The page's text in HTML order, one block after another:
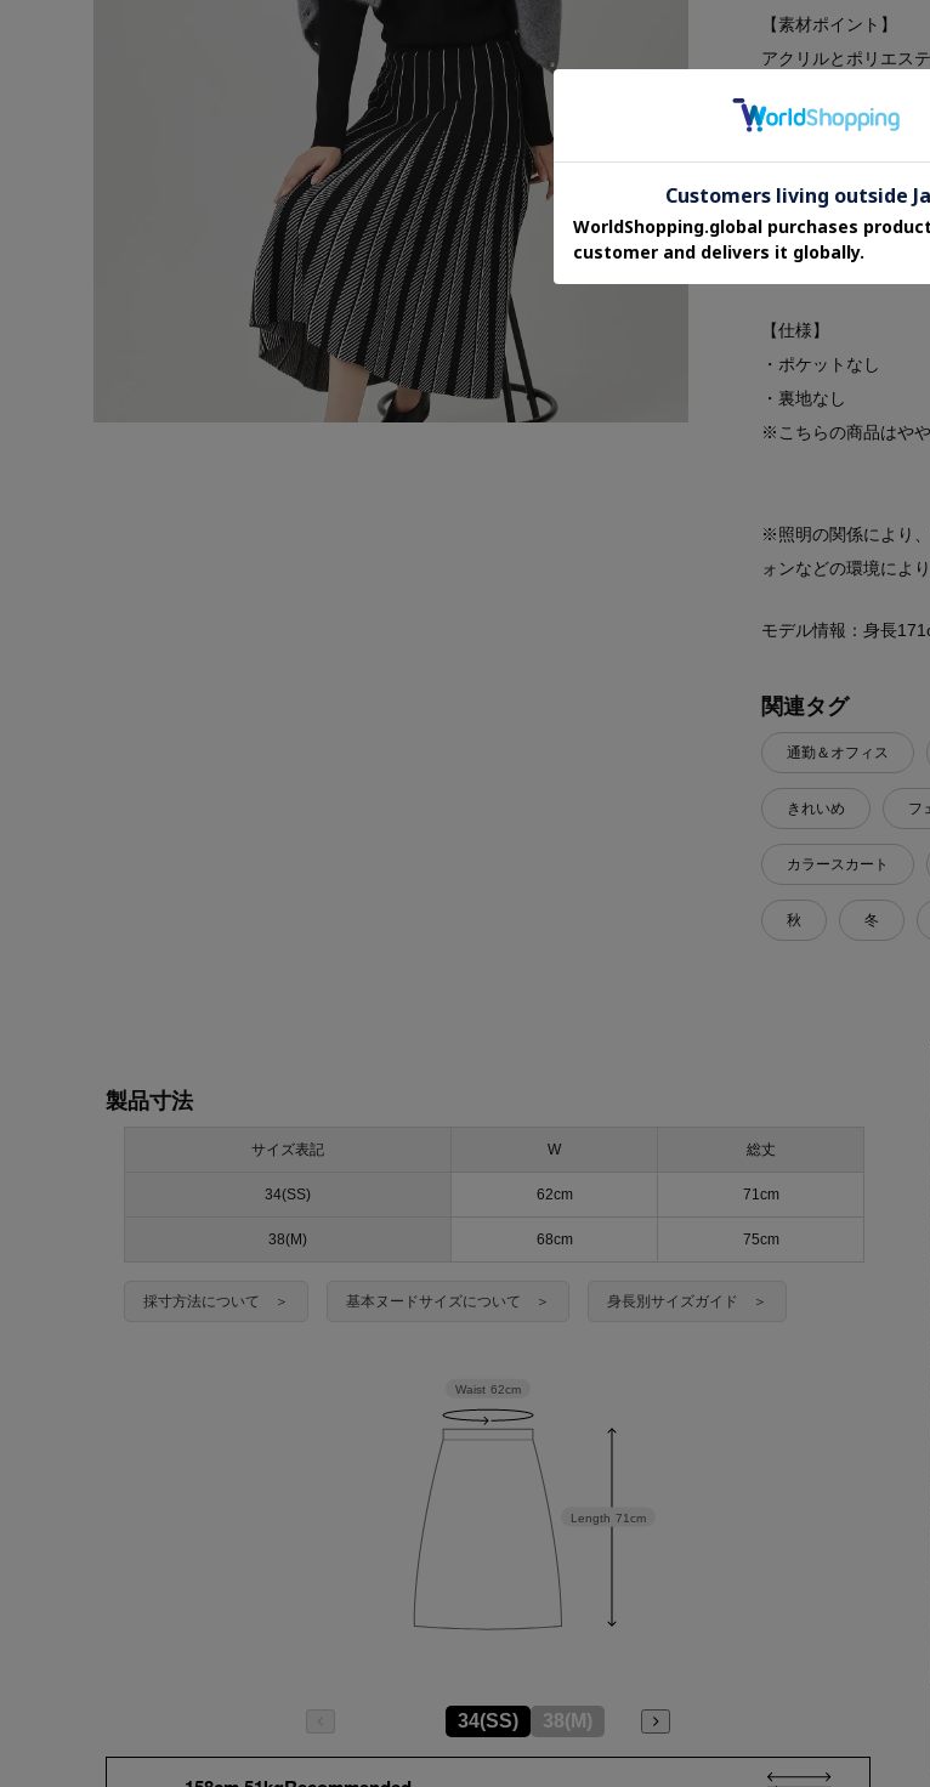
【素材ポイント】
アクリルとポリエス
表面が僅かにふんわ
【スタイリングポイ
お出かけやカジュア
オススメです。
【仕様】
・ポケットなし
・裏地なし
※こちらの商品はや
※照明の関係により
ォンなどの環境によ
モデル情報：身長
関連タグ
通勤＆オフィス
きれいめ フ
カラースカート
秋 冬
製品寸法
サイズ表記 W 総丈
34(SS) 62cm 71cm
38(M) 68cm 75cm
採寸方法について ＞ 基本ヌードサイズについて ＞ 身長別サイズガイド ＞
Length 71cm
Waist 62cm
34(SS) 38(M)